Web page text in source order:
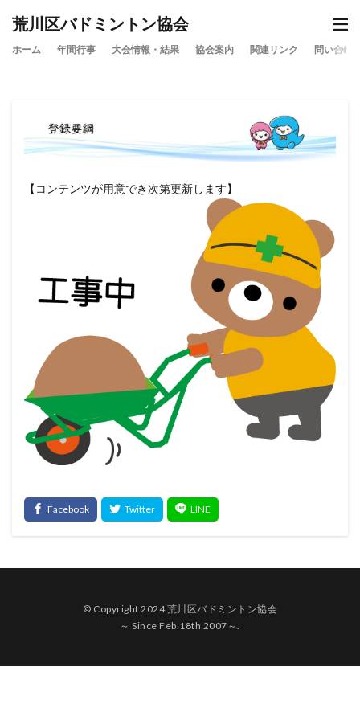
荒川区バドミントン協会
ホーム 年間行事 大会情報・結果 協会案内 関連リンク 問い合わ
【コンテンツが用意でき次第更新します】
© Copyright 2024 荒川区バドミントン協会
～ Since Feb.18th 2007～.